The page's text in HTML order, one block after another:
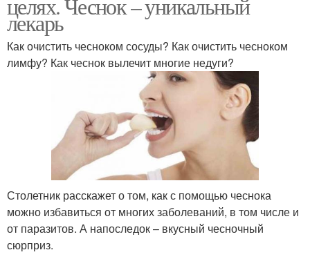
лекарь
Как очистить чесноком сосуды? Как очистить чесноком
лимфу? Как чеснок вылечит многие недуги?
Столетник расскажет о том, как с помощью чеснока
можно избавиться от многих заболеваний, в том числе и
от паразитов. А напоследок – вкусный чесночный
сюрприз.